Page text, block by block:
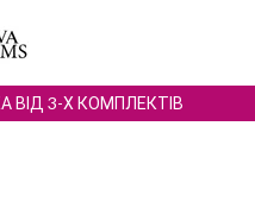
3-Х КОМПЛЕКТІВ